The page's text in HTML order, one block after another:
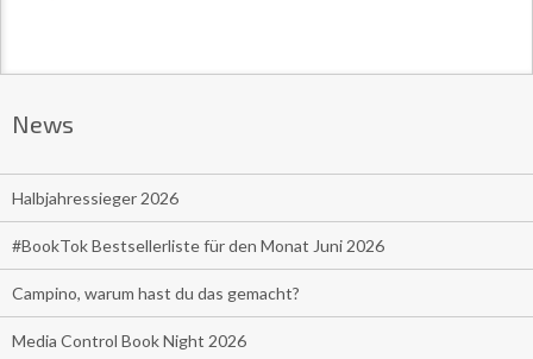
News
Halbjahressieger 2026
#BookTok Bestsellerliste für den Monat Juni 2026
Campino, warum hast du das gemacht?
Media Control Book Night 2026